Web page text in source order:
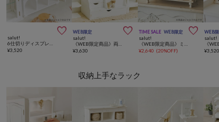

salut!
¥3,520
WEB限定 
salut!
¥3,630
TIME SALE WEB限定 
salut!
¥2,640 (20%OFF)
WEB
salut!
¥
収納上手なラック